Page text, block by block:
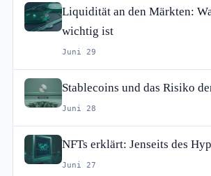
Liquidität an den Märkten:
wichtig ist
Juni 29
Stablecoins und das Risiko
Juni 28
NFTs erklärt: Jenseits des
Juni 27